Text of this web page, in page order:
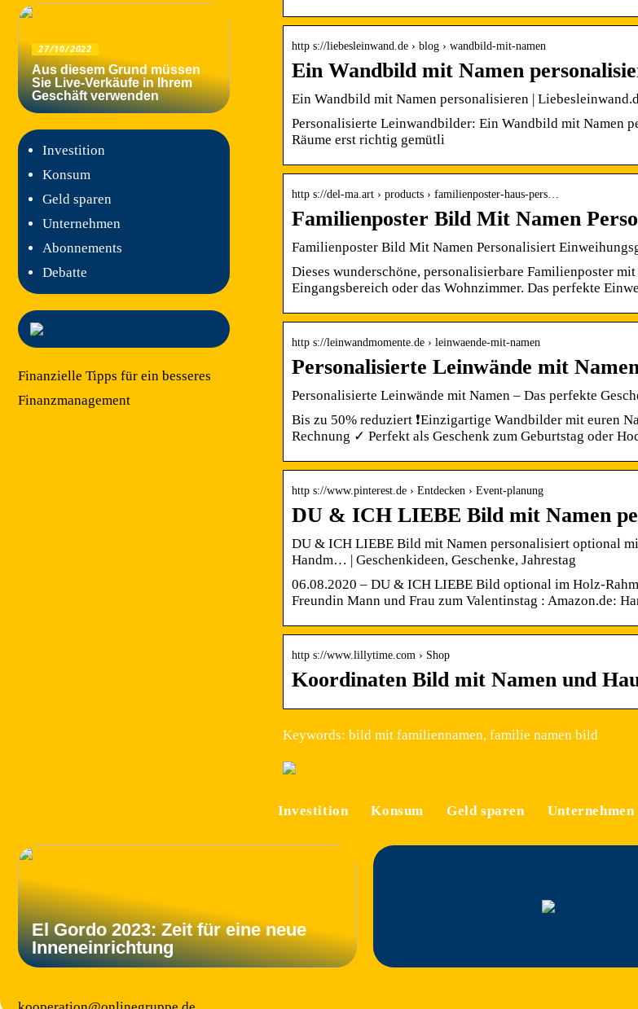
http s://liebesleinwand.de › blog › wandbild-mit-namen
Ein Wandbild mit Namen
Ein Wandbild mit Namen personalisieren |
Personalisierte Leinwandbilder: Ein Wandbild mit Namen
Räume erst richtig gemütli
http s://del-ma.art › products › familienposter-haus-pers…
Familienposter Bild Mit Namen
Familienposter Bild Mit Namen Personalisiert
Dieses wunderschöne, personalisierbare Familienposter
Eingangsbereich oder das Wohnzimmer. Das perfekte
http s://leinwandmomente.de › leinwaende-mit-namen
Personalisierte Leinwände mit
Personalisierte Leinwände mit Namen – Das perfekte
Bis zu 50% reduziert ❗Einzigartige Wandbilder mit
Rechnung ✓ Perfekt als Geschenk zum Geburtstag oder
http s://www.pinterest.de › Entdecken › Event-planung
DU & ICH LIEBE Bild mit Namen
DU & ICH LIEBE Bild mit Namen personalisiert optional
Handm… | Geschenkideen, Geschenke, Jahrestag
06.08.2020 – DU & ICH LIEBE Bild optional im Holz-
Freundin Mann und Frau zum Valentinstag : Amazon.de:
http s://www.lillytime.com › Shop
Koordinaten Bild mit Namen und
Keywords: bild mit familiennamen, familie namen bild
27/10/2022
Aus diesem Grund müssen
Sie Live-Verkäufe in Ihrem
Geschäft verwenden
Investition
Konsum
Geld sparen
Unternehmen
Abonnements
Debatte
Finanzielle Tipps für ein besseres
Finanzmanagement
Investition Konsum Geld sparen Unternehmen
El Gordo 2023: Zeit für eine neue
Inneneinrichtung